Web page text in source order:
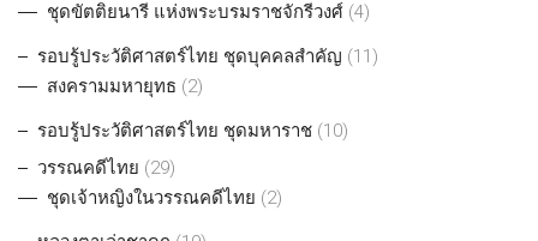
ชุดขัตติยนารี แห่งพระบรมราชจักรีวงศ์ (4)
รอบรู้ประวัติศาสตร์ไทย ชุดบุคคลสำคัญ (11)
สงครามมหายุทธ (2)
รอบรู้ประวัติศาสตร์ไทย ชุดมหาราช (10)
วรรณคดีไทย (29)
ชุดเจ้าหญิงในวรรณคดีไทย (2)